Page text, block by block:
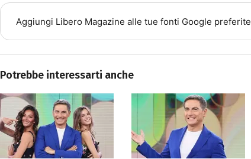
Aggiungi Libero Magazine alle tue fonti Google preferite
Potrebbe interessarti anche